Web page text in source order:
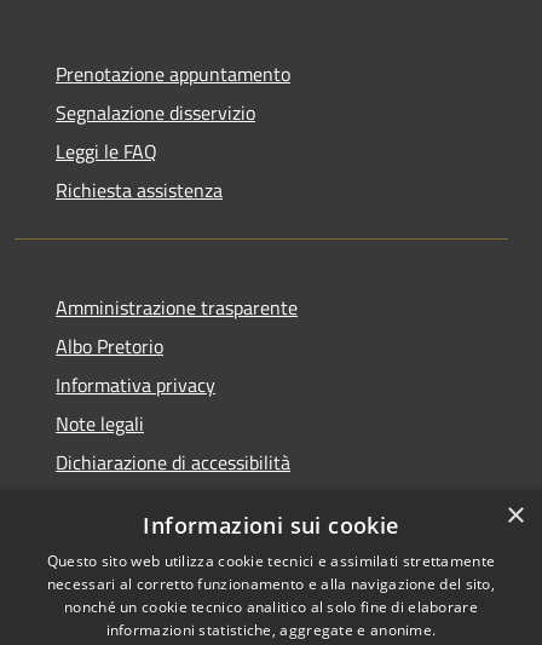
Prenotazione appuntamento
Segnalazione disservizio
Leggi le FAQ
Richiesta assistenza
Amministrazione trasparente
Albo Pretorio
Informativa privacy
Note legali
Dichiarazione di accessibilità
RSS
Accessibilità
Comune convenzionato
Astigov
×
Informazioni sui cookie
Questo sito web utilizza cookie tecnici e assimilati strettamente
necessari al corretto funzionamento e alla navigazione del sito,
nonché un cookie tecnico analitico al solo fine di elaborare
informazioni statistiche, aggregate e anonime.